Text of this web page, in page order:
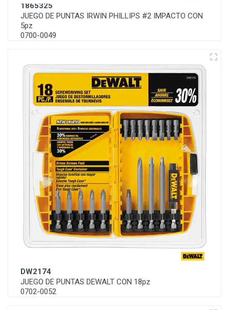
1865325
JUEGO DE PUNTAS IRWIN PHILLIPS #2 IMPACTO CON
5pz
0700-0049
DW2174
JUEGO DE PUNTAS DEWALT CON 18pz
0702-0052